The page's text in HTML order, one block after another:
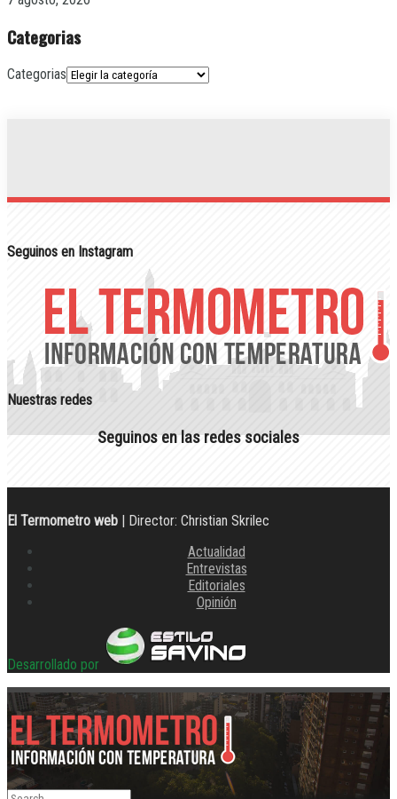
Categorias
Categorias
Seguinos en Instagram
Nuestras redes
Seguinos en las redes sociales
El Termometro web | Director: Christian Skrilec
Actualidad
Entrevistas
Editoriales
Opinión
Desarrollado por